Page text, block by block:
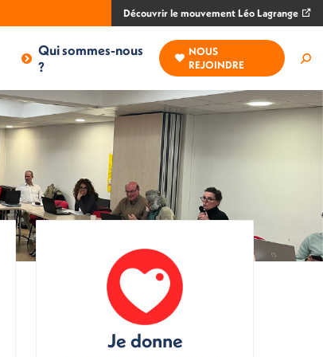
Découvrir le mouvement Léo Lagrange
Qui sommes-nous
?
NOUS
REJOINDRE
Je donne